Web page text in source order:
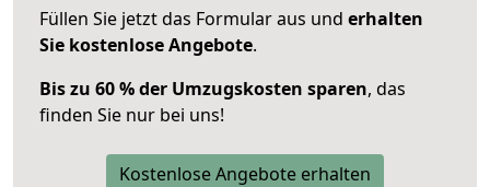
Füllen Sie jetzt das Formular aus und erhalten
Sie kostenlose Angebote.
Bis zu 60 % der Umzugskosten sparen, das
finden Sie nur bei uns!
Kostenlose Angebote erhalten